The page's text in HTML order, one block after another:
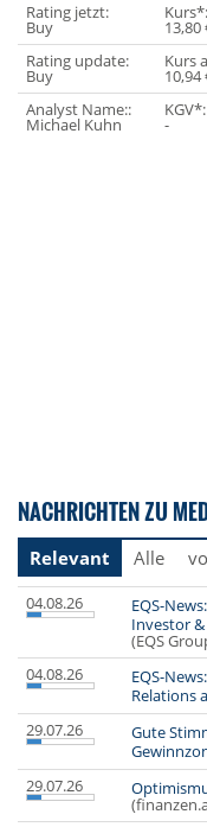
Rating jetzt:
Buy
Kurs*:
13,80
Rating update:
Buy
Kurs
10,94
Analyst Name::
Michael Kuhn
KGV*:
-
NACHRICHTEN ZU
Relevant Alle
04.08.26
EQS-
Investor
(EQS
04.08.26
EQS-
Relations
29.07.26
Gute
29.07.26